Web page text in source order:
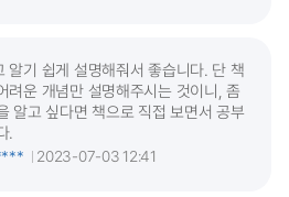
알기 쉽게 설명해줘서 좋습니다. 단 책
려운 개념만 설명해주시는 것이니, 좀
알고 싶다면 책으로 직접 보면서 공부
.
2023-07-03 12:41